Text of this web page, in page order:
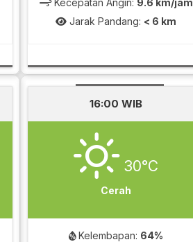
Kecepatan Angin: 9.6 km/jam
Jarak Pandang: < 6 km
16:00 WIB
30°C
Cerah
Kelembapan: 64%